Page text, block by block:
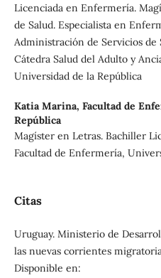
Licenciada en Enfermería.
de Salud. Especialista en
Administración de Servicios de
Cátedra Salud del Adulto y
Universidad de la República
Katia Marina, Facultad de
República
Magíster en Letras. Bachiller
Facultad de Enfermería,
Citas
Uruguay. Ministerio de
las nuevas corrientes
Disponible en: